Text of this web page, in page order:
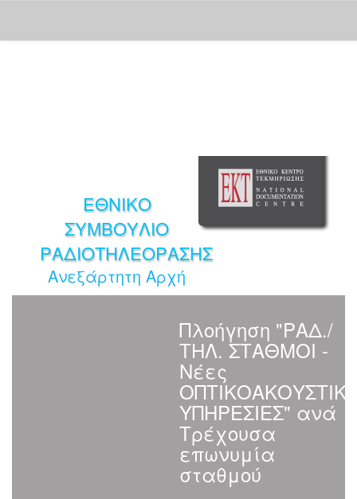
ΕΘΝΙΚΟ
ΣΥΜΒΟΥΛΙΟ
ΡΑΔΙΟΤΗΛΕΟΡΑΣΗΣ
Ανεξάρτητη Αρχή
Πλοήγηση "ΡΑΔ./
ΤΗΛ. ΣΤΑΘΜΟΙ -
Νέες
ΥΠΗΡΕΣΙΕΣ" ανά
Τρέχουσα
επωνυμία
σταθμού